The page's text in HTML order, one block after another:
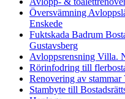
Översvämning
Enskede
Fuktskada Badrum
Gustavsberg
Avloppsrensning Villa.
Rörinfodring till
Renovering av
Stambyte till